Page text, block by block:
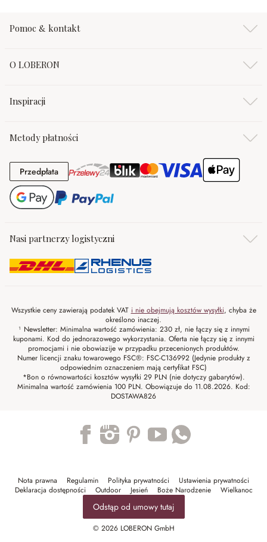
Pomoc & kontakt
O LOBERON
Inspiracji
Metody płatności
PrzedpłataPrzedpłata
Nasi partnerzy logistyczni
Wszystkie ceny zawierają podatek VAT i nie obejmują kosztów wysyłki, chyba że
określono inaczej.
¹ Newsletter: Minimalna wartość zamówienia: 230 zł, nie łączy się z innymi
kuponami. Kod do jednorazowego wykorzystania. Oferta nie łączy się z innymi
promocjami i nie obowiazije w przypadku przecenionych produktów.
Numer licencji znaku towarowego FSC®: FSC-C136992 (Jedynie produkty z
odpowiednim oznaczeniem mają certyfikat FSC)
*Bon o równowartości kosztów wysyłki 29 PLN (nie dotyczy gabarytów).
Minimalna wartość zamówienia 100 PLN. Obowiązuje do 11.08.2026. Kod:
DOSTAWA826
Nota prawna Regulamin Polityka prywatności
Ustawienia prywatności
Deklaracja dostępności
Outdoor Jesień Boże Narodzenie Wielkanoc
Odstąp od umowy tutaj
© 2026 LOBERON GmbH